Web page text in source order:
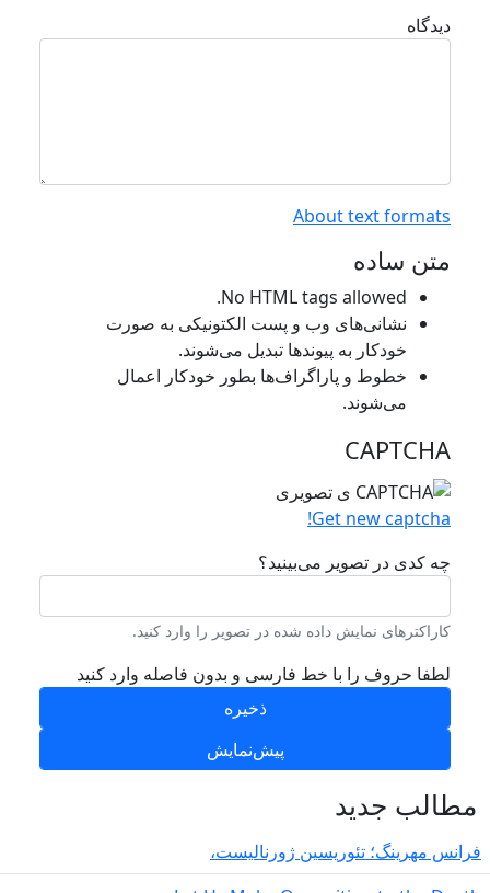
About text
ساده
No HTML tags allowed.
نشانی‌های وب و پست الکتونیکی به صورت
خودکار به پیوند‌ها تبدیل می‌شوند.
خطوط و پاراگراف‌ها بطور خودکار اعمال
می‌شوند.
Get new
کدی در تصویر می‌بینید؟
نمایش داده شده در تصویر را وارد کنید.
حروف را با خط فارسی و بدون فاصله وارد کنید
جدید
مهرینگ؛ تئوریسین ژورنالیست،